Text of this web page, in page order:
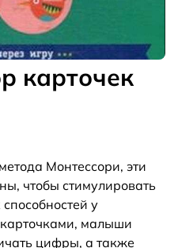
карточек
Монтессори, эти
чтобы стимулировать
у
малыши
цифры, а также